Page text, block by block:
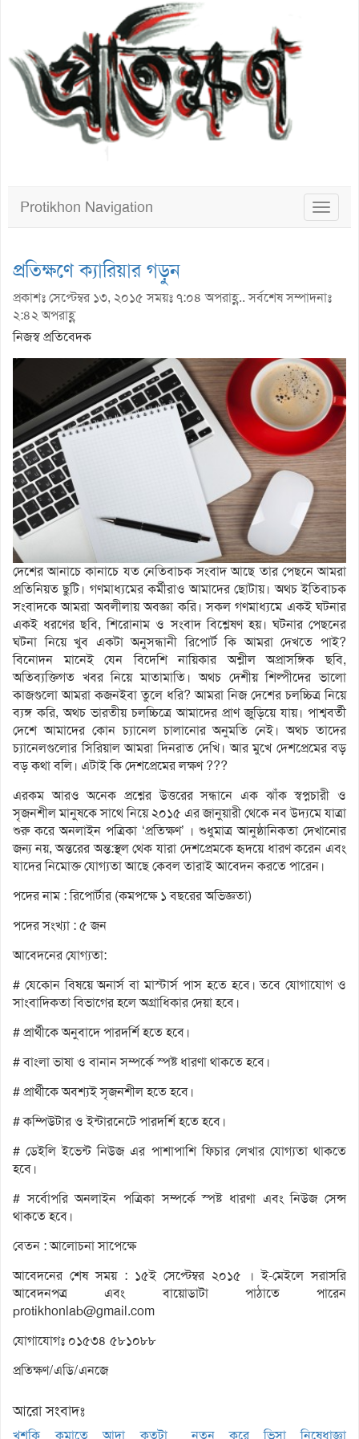
Toggle
Protikhon Navigation
প্রতিক্ষণে ক্যারিয়ার গড়ুন
প্রকাশঃ সেপ্টেম্বর ১৩, ২০১৫ সময়ঃ ৭:০৪ অপরাহ্ণ.. সর্বশেষ সম্পাদনাঃ
২:৪২ অপরাহ্ণ
নিজস্ব প্রতিবেদক
দেশের আনাচে কানাচে যত নেতিবাচক সংবাদ আছে তার পেছনে আমরা
প্রতিনিয়ত ছুটি। গণমাধ্যমের কর্মীরাও আমাদের ছোটায়। অথচ ইতিবাচক
সংবাদকে আমরা অবলীলায় অবজ্ঞা করি। সকল গণমাধ্যমে একই ঘটনার
একই ধরণের ছবি, শিরোনাম ও সংবাদ বিশ্লেষণ হয়। ঘটনার পেছনের
ঘটনা নিয়ে খুব একটা অনুসন্ধানী রিপোর্ট কি আমরা দেখতে পাই?
বিনোদন মানেই যেন বিদেশি নায়িকার অশ্লীল অপ্রাসঙ্গিক ছবি,
অতিব্যক্তিগত খবর নিয়ে মাতামাতি। অথচ দেশীয় শিল্পীদের ভালো
কাজগুলো আমরা কজনইবা তুলে ধরি? আমরা নিজ দেশের চলচ্চিত্র নিয়ে
ব্যঙ্গ করি, অথচ ভারতীয় চলচ্চিত্রে আমাদের প্রাণ জুড়িয়ে যায়। পাশ্ববর্তী
দেশে আমাদের কোন চ্যানেল চালানোর অনুমতি নেই। অথচ তাদের
চ্যানেলগুলোর সিরিয়াল আমরা দিনরাত দেখি। আর মুখে দেশপ্রেমের বড়
বড় কথা বলি। এটাই কি দেশপ্রেমের লক্ষণ ???
এরকম আরও অনেক প্রশ্নের উত্তরের সন্ধানে এক ঝাঁক স্বপ্নচারী ও
সৃজনশীল মানুষকে সাথে নিয়ে ২০১৫ এর জানুয়ারী থেকে নব উদ্যমে যাত্রা
শুরু করে অনলাইন পত্রিকা ‘প্রতিক্ষণ’ । শুধুমাত্র আনুষ্ঠানিকতা দেখানোর
জন্য নয়, অন্তরের অন্ত:স্থল থেক যারা দেশপ্রেমকে হৃদয়ে ধারণ করেন এবং
যাদের নিমোক্ত যোগ্যতা আছে কেবল তারাই আবেদন করতে পারেন।
পদের নাম : রিপোর্টার (কমপক্ষে ১ বছরের অভিজ্ঞতা)
পদের সংখ্যা : ৫ জন
আবেদনের যোগ্যতা:
# যেকোন বিষয়ে অনার্স বা মাস্টার্স পাস হতে হবে। তবে যোগাযোগ ও
সাংবাদিকতা বিভাগের হলে অগ্রাধিকার দেয়া হবে।
# প্রার্থীকে অনুবাদে পারদর্শি হতে হবে।
# বাংলা ভাষা ও বানান সম্পর্কে স্পষ্ট ধারণা থাকতে হবে।
# প্রার্থীকে অবশ্যই সৃজনশীল হতে হবে।
# কম্পিউটার ও ইন্টারনেটে পারদর্শি হতে হবে।
# ডেইলি ইভেন্ট নিউজ এর পাশাপাশি ফিচার লেখার যোগ্যতা থাকতে
হবে।
# সর্বোপরি অনলাইন পত্রিকা সম্পর্কে স্পষ্ট ধারণা এবং নিউজ সেন্স
থাকতে হবে।
বেতন : আলোচনা সাপেক্ষে
আবেদনের শেষ সময় : ১৫ই সেপ্টেম্বর ২০১৫ । ই-মেইলে সরাসরি
আবেদনপত্র এবং বায়োডাটা পাঠাতে পারেন
protikhonlab@gmail.com
যোগাযোগঃ ০১৫৩৪ ৫৮১০৮৮
প্রতিক্ষণ/এডি/এনজে
আরো সংবাদঃ
খুশকি কমাতে আদা কতটা নতুন করে ভিসা নিষেধাজ্ঞা